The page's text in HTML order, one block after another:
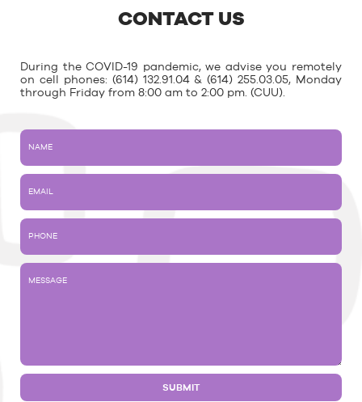
CONTACT US
During the COVID-19 pandemic, we advise you remotely
on cell phones: (614) 132.91.04 & (614) 255.03.05, Monday
through Friday from 8:00 am to 2:00 pm. (CUU).